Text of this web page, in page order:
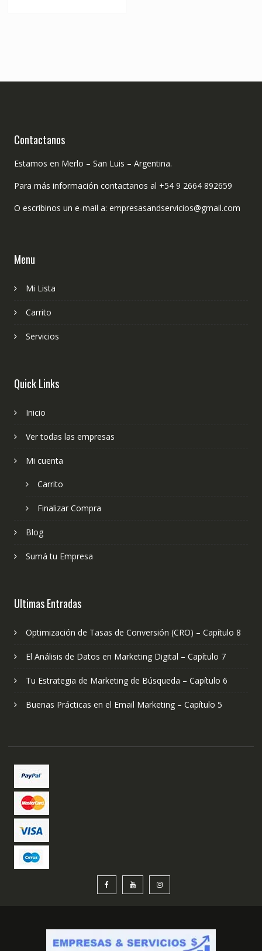
Contactanos
Estamos en Merlo – San Luis – Argentina.
Para más información contactanos al +54 9 2664 892659
O escribinos un e-mail a: empresasandservicios@gmail.com
Menu
Mi Lista
Carrito
Servicios
Quick Links
Inicio
Ver todas las empresas
Mi cuenta
Carrito
Finalizar Compra
Blog
Sumá tu Empresa
Ultimas Entradas
Optimización de Tasas de Conversión (CRO) – Capítulo 8
El Análisis de Datos en Marketing Digital – Capítulo 7
Tu Estrategia de Marketing de Búsqueda – Capítulo 6
Buenas Prácticas en el Email Marketing – Capítulo 5